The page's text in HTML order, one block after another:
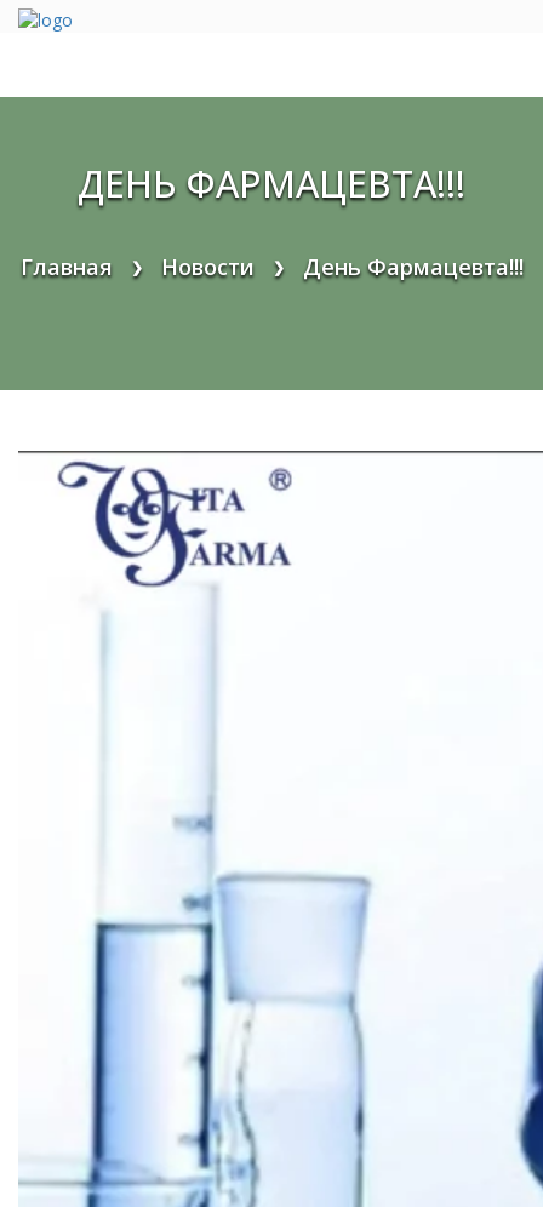
ДЕНЬ ФАРМАЦЕВТА!!!
Главная ❯ Новости ❯ День Фармацевта!!!